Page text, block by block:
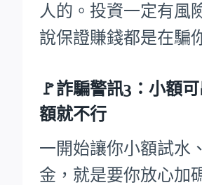
人的。投資一定有風
說保證賺錢都是在騙
🚩詐騙警訊3：小額
額就不行
一開始讓你小額試水
金，就是要你放心加